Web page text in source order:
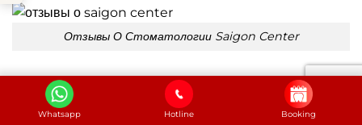
Отзывы О Стоматологии Saigon Center
Заключение
Имплантация All-on-4 — это оптимальное решение
Whatsapp Hotline Booking